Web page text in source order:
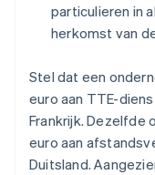
particulieren in
herkomst van
Stel dat een
euro aan TTE-
Frankrijk. Dezelfde
euro aan
Duitsland.